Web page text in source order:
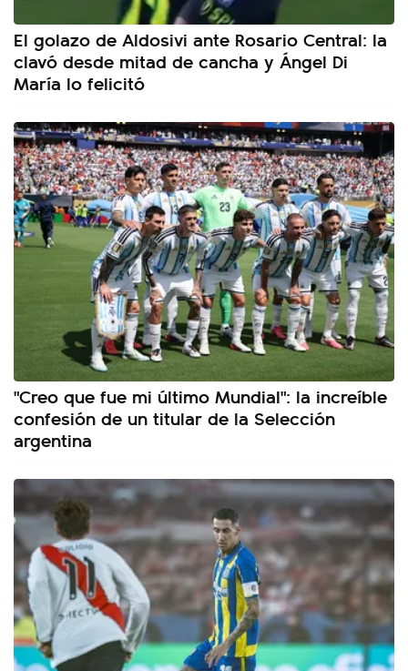
El golazo de Aldosivi ante Rosario Central: la
clavó desde mitad de cancha y Ángel Di
María lo felicitó
"Creo que fue mi último Mundial": la increíble
confesión de un titular de la Selección
argentina